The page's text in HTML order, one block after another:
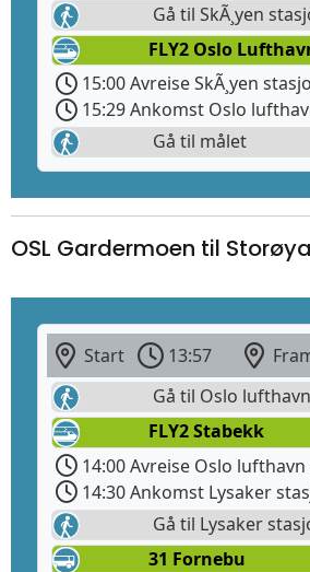
Gå til SkÃ¸yen
FLY2 Oslo
15:00 Avreise SkÃ¸yen
15:29 Ankomst Oslo
Gå til målet
OSL Gardermoen til
Start 13:57
Gå til Oslo
FLY2 Stabekk
14:00 Avreise Oslo
14:30 Ankomst Lysaker
Gå til Lysaker
31 Fornebu